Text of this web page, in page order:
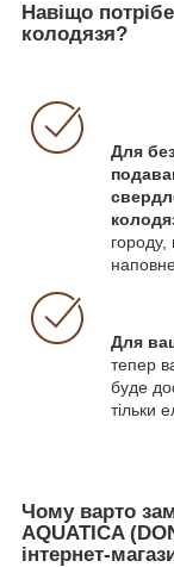
Навіщо
колодязя?
Для
городу,
Для
тепер
буде
тільки
Чому варто
AQUATICA
інтернет-